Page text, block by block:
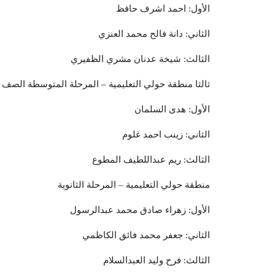
الأول: احمد اشرف حافظ
الثاني: دانة فالح محمد العنزي
الثالث: شيخة عدنان مشري الظفيري
ثالثا منطقة حولي التعليمية – المرحلة المتوسطة الصف
الأول: هدى السلمان
الثاني: زينب احمد غلوم
الثالث: ريم عبداللطيف المطوع
منطقة حولي التعليمية – المرحلة الثانوية
الأول: زهراء صادق محمد عبدالرسول
الثاني: جعفر محمد فائق الكاظمي
الثالث: فرح وليد العبدالسلام